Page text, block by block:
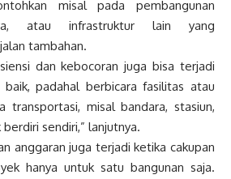
misal pada pembangunan
atau infrastruktur lain yang
tambahan.
dan kebocoran juga bisa terjadi
padahal berbicara fasilitas atau
transportasi, misal bandara, stasiun,
sendiri,” lanjutnya.
anggaran juga terjadi ketika cakupan
hanya untuk satu bangunan saja.